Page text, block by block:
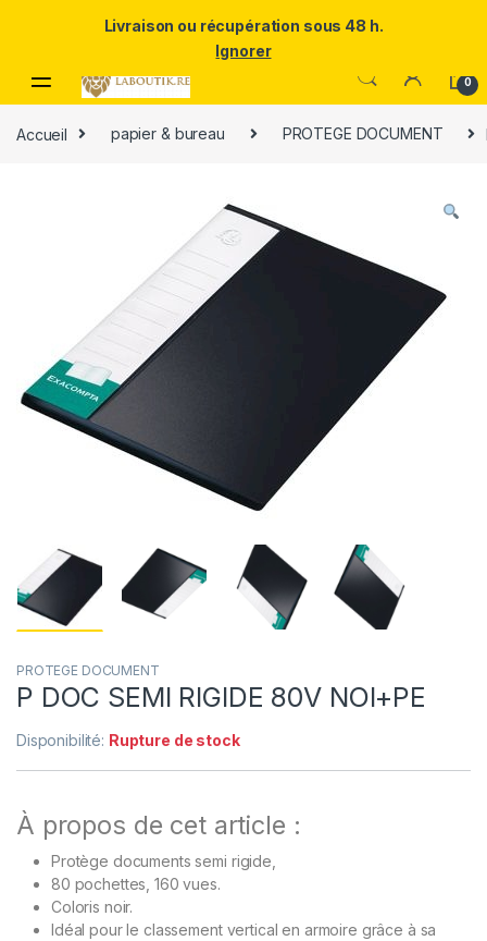
puissance et l'élégance du Samsung Galaxy S25 Ultra à prix réduit.
0
Accueil papier & bureau PROTEGE DOCUMENT
PROTEGE DOCUMENT
P DOC SEMI RIGIDE 80V NOI+PE
Disponibilité: Rupture de stock
À propos de cet article :
Protège documents semi rigide,
80 pochettes, 160 vues.
Coloris noir.
Idéal pour le classement vertical en armoire grâce à sa
Livraison ou récupération sous 48 h.
Ignorer